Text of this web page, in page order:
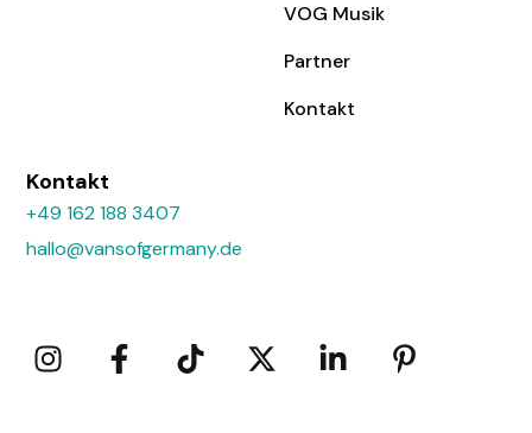
VOG Musik
Partner
Kontakt
Kontakt
+49 162 188 3407
hallo@vansofgermany.de